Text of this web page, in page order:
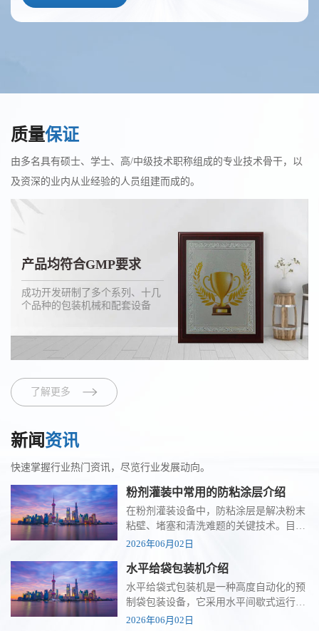
半自动包装机
填等工作。由于独到的设计，
或者流动性差的粉粒状物料，
如面粉、可可粉、固体饮料、
白砂糖、棉白糖、味精、固体
药、粉状添加剂、碳粉、爽身粉、农药、染料、香精香料等。
了解更多
自动灌装机
小颗粒自动灌装机，能完成瓶
作，它由一台螺杆计量机、一
台链板输送带及一个气动定位
装置组成，可与理瓶机、旋盖
水线。适用于包装粉末、小颗粒药品、奶粉、兽药、调味品、
粉粒状添加济、葡萄糖、固体饮料、爽身粉、农药等。
了解更多
自动灌装机
填计量等功能上增加了称重选
组成整套罐装流水线，适用于
充填眼影粉、闪粉、胡椒粉、
辣椒粉、奶粉、米粉、蛋白
了解更多
称重式计量灌装机
粉末及高精度的包装要求而开
重量传感器给出的信号完成双
速充填、计量及升降等工作，
适用于包装添加剂、碳粉、灭
了解更多
高速灌装机
喂罐系统，保证了高精度同时
不便的缺点。主要为高精度高
速计量充填而设计的。可与其
它设备配套组成整套罐装流水
粉、鸡粉、葡萄糖、米粉、可可粉、固体饮料等。
了解更多
高速旋转式充填机
杆计量机将物料连续的分发到
漏斗下，一个瓶子对应一个漏
斗，不等距螺旋和星形转盘将
瓶子均匀的对应到每一个漏斗
料斗进入到瓶子中。适用圆形，方形，异型等各种形状瓶子，
以及瓶口比较小，长径比比较大的瓶子。
了解更多
质量保证
由多名具有硕士、学士、高/中级技术职称组成的专业技术骨干，以
及资深的业内从业经验的人员组建而成的。
产品均符合GMP要求
成功开发研制了多个系列、十几
个品种的包装机械和配套设备
了解更多
新闻资讯
快速掌握行业热门资讯，尽览行业发展动向。
粉剂灌装中常用的防粘涂层介绍
在粉剂灌装设备中，防粘涂层是解决粉末
粘壁、堵塞和清洗难题的关键技术。目
前，行业内最主流且应用最广泛的解决方
对特殊需求也发展出了其他高性能涂层技
术。 以下是几种常见的防粘涂层介绍与对
比： 涂层类型 核心特性 典型应用场景 局
限性 特氟龙涂层 (PTFE) 摩擦系数极低
2026年06月02日
水平给袋包装机介绍
水平给袋式包装机是一种高度自动化的预
制袋包装设备，它采用水平间歇式运行方
式，自动完成取袋、开袋、填充、封口等
2026年06月02日